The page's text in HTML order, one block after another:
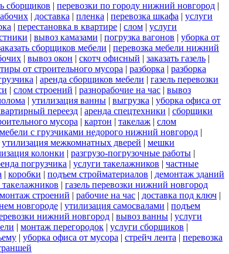
сборщиков | перевозки по городу нижний новгород |
| доставка | пленка | перевозка шкафа | услуги
| перестановка в квартире | слом | услуги
| вывоз камазами | погрузка вагонов | уборка от
сборщиков мебели | перевозка мебели нижний
| вывоз окон | скотч офисный | заказать газель |
от строительного мусора | разборка | разборка
| аренда сборщиков мебели | газель перевозки
| слом строений | разнорабочие на час | вывоз
| утилизация ванны | выгрузка | уборка офиса от
переезд | аренда спецтехники | сборщики
мусора | картон | такелаж | слом
с грузчиками недорого нижний новгород |
утилизация межкомнатных дверей | мешки
колонки | разгрузо-погрузочные работы |
погрузчика | услуги такелажников | частные
| коробки | подъем стройматериалов | демонтаж зданий
такелажников | газель перевозки нижний новгород
монтаж строений | рабочие на час | доставка под ключ |
новгороде | утилизация самосвалами | подъем
нижний новгород | вывоз ванны | услуги
| монтаж перегородок | услуги сборщиков |
| уборка офиса от мусора | стрейч лента | перевозка